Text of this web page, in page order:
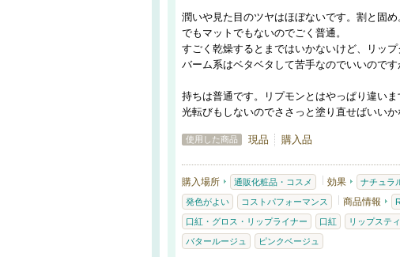
潤いや見た目のツヤはほぼないです。割と固め
でもマットでもないのでごく普通。
すごく乾燥するとまではいかないけど、リッ
バーム系はベタベタして苦手なのでいいのです
持ちは普通です。リプモンとはやっぱり違い
光転びもしないのでささっと塗り直せばいいか
使用した商品 現品 購入品
購入場所 通販化粧品・コスメ 効果 ナチュラ
発色がよい コストパフォーマンス 商品情報
口紅・グロス・リップライナー 口紅 リップステ
バタールージュ ピンクベージュ